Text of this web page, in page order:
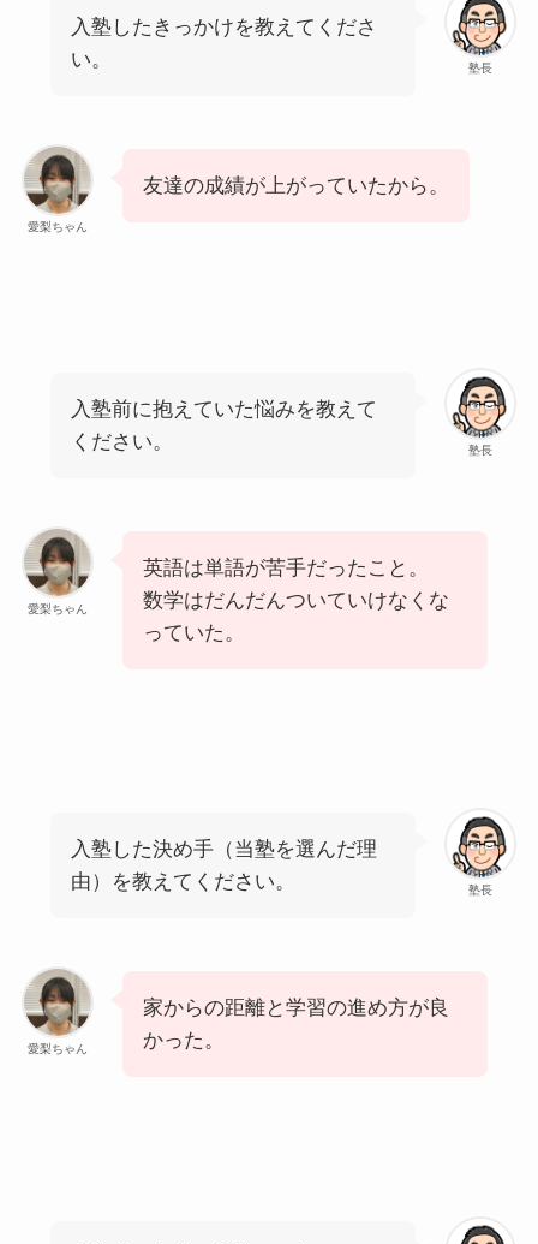
塾長
入塾したきっかけを教えてくださ
い。
愛梨ちゃん
友達の成績が上がっていたから。
塾長
入塾前に抱えていた悩みを教えて
ください。
愛梨ちゃん
英語は単語が苦手だったこと。
数学はだんだんついていけなくな
っていた。
塾長
入塾した決め手（当塾を選んだ理
由）を教えてください。
愛梨ちゃん
家からの距離と学習の進め方が良
かった。